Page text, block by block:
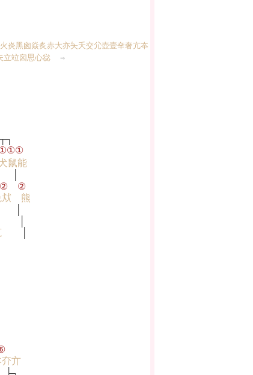
炎黑囪焱炙赤大亦夨夭交尣壺壹㚔奢亢夲
立竝囟思心惢
⇒
鼠能
②
㹜 熊
亣